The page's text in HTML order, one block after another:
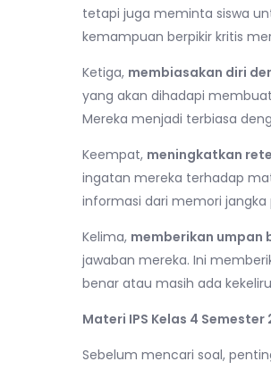
tetapi juga meminta siswa
kemampuan berpikir kritis
Ketiga, membiasakan diri
yang akan dihadapi
Mereka menjadi terbiasa
Keempat, meningkatkan
ingatan mereka terhadap
informasi dari memori
Kelima, memberikan umpan
jawaban mereka. Ini
benar atau masih ada
Materi IPS Kelas 4
Sebelum mencari soal,